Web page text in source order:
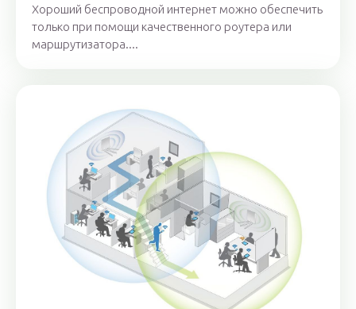
Хороший беспроводной интернет можно обеспечить
только при помощи качественного роутера или
маршрутизатора....